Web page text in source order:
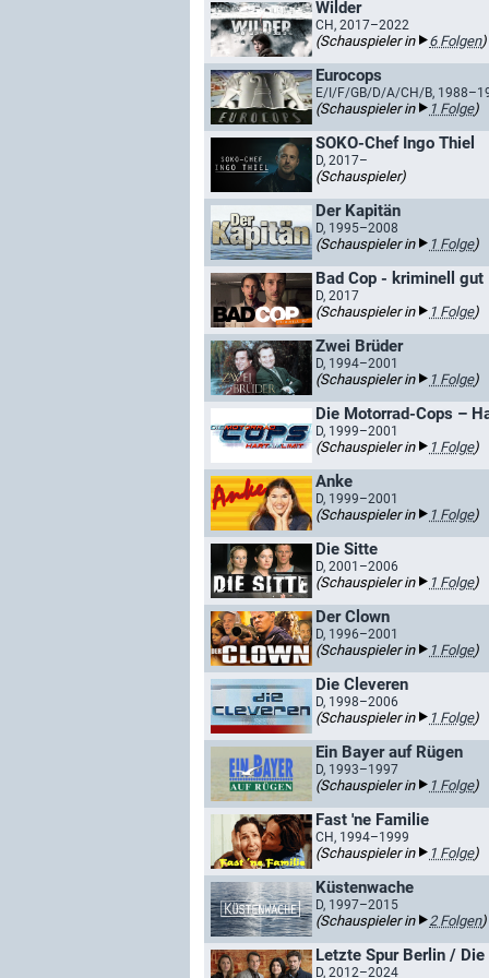
Wilder
CH, 2017–2022
(Schauspieler in 6 Folgen)
Eurocops
E/I/F/GB/D/A/CH/B,
(Schauspieler in 1 Folge)
SOKO-Chef Ingo Thiel
D, 2017–
(Schauspieler)
Der Kapitän
D, 1995–2008
(Schauspieler in 1 Folge)
Bad Cop - kriminell gut
D, 2017
(Schauspieler in 1 Folge)
Zwei Brüder
D, 1994–2001
(Schauspieler in 1 Folge)
Die Motorrad-Cops –
D, 1999–2001
(Schauspieler in 1 Folge)
Anke
D, 1999–2001
(Schauspieler in 1 Folge)
Die Sitte
D, 2001–2006
(Schauspieler in 1 Folge)
Der Clown
D, 1996–2001
(Schauspieler in 1 Folge)
Die Cleveren
D, 1998–2006
(Schauspieler in 1 Folge)
Ein Bayer auf Rügen
D, 1993–1997
(Schauspieler in 1 Folge)
Fast 'ne Familie
CH, 1994–1999
(Schauspieler in 1 Folge)
Küstenwache
D, 1997–2015
(Schauspieler in 2 Folgen)
Letzte Spur Berlin /
D, 2012–2024